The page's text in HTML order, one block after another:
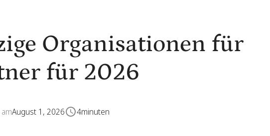
Organisationen für
für 2026
August 1, 2026 4minuten